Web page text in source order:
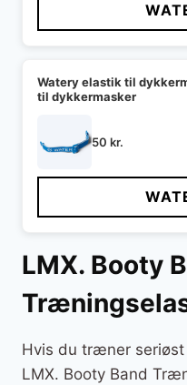
Watery elastik til
til dykkermasker
50 kr.
LMX. Booty
Hvis du træner seriøst
LMX. Booty Band